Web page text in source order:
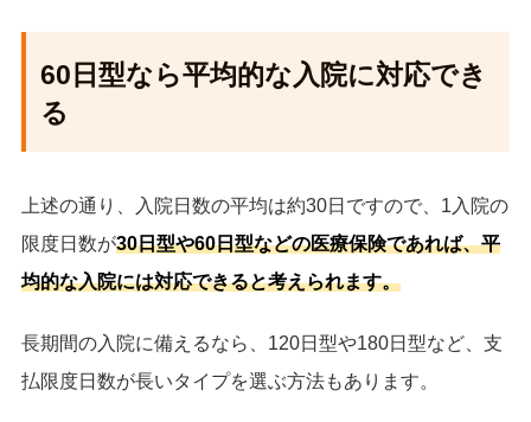
総数
皮膚及び皮下組織の疾患 26.9
肺炎
内分泌，栄養及び代謝疾患 24.7
60日型なら平均的な入院に対応でき
る
上述の通り、入院日数の平均は約30日ですので、1入院の
限度日数が30日型や60日型などの医療保険であれば、平
均的な入院には対応できると考えられます。
長期間の入院に備えるなら、120日型や180日型など、支
払限度日数が長いタイプを選ぶ方法もあります。